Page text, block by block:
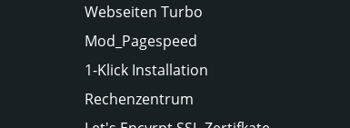
Webseiten Turbo
Mod_Pagespeed
1-Klick Installation
Rechenzentrum